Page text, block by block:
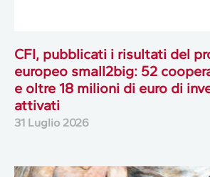
CFI, pubblicati i risultati del
europeo small2big: 52
e oltre 18 milioni di euro di
attivati
31 Luglio 2026